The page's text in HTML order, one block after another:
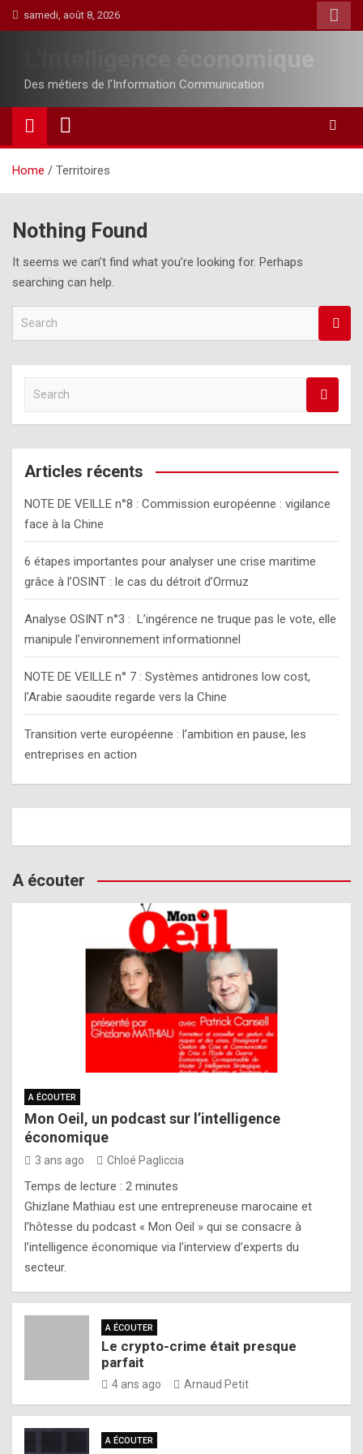
Skip
to
samedi, août 8, 2026
Des métiers de l'Information Communication
Home Territoires
Nothing Found
It seems we can’t find what you’re looking for. Perhaps
searching can help.
a
r
c
Articles récents
NOTE DE VEILLE n°8 : Commission européenne : vigilance
face à la Chine
6 étapes importantes pour analyser une crise maritime
grâce à l’OSINT : le cas du détroit d’Ormuz
Analyse OSINT n°3 : L’ingérence ne truque pas le vote, elle
manipule l’environnement informationnel
NOTE DE VEILLE n° 7 : Systèmes antidrones low cost,
l’Arabie saoudite regarde vers la Chine
Transition verte européenne : l’ambition en pause, les
entreprises en action
A écouter
A ÉCOUTER
Mon Oeil, un podcast sur l’intelligence
économique
3 ans ago Chloé Pagliccia
Temps de lecture : 2 minutes
Ghizlane Mathiau est une entrepreneuse marocaine et
l’hôtesse du podcast « Mon Oeil » qui se consacre à
l’intelligence économique via l’interview d’experts du
secteur.
A ÉCOUTER
Le crypto-crime était presque
parfait
4 ans ago Arnaud Petit
A ÉCOUTER